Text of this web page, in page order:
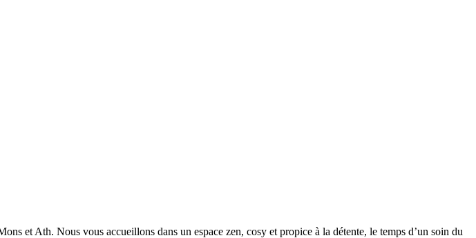
et Ath. Nous vous accueillons dans un espace zen, cosy et propice à la détente, le temps d’un soin du